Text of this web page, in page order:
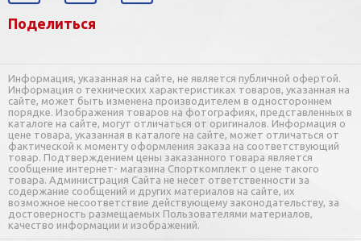
Поделиться
Информация, указанная на сайте, не является публичной офертой.
Информация о технических характеристиках товаров, указанная на
сайте, может быть изменена производителем в одностороннем
порядке. Изображения товаров на фотографиях, представленных в
каталоге на сайте, могут отличаться от оригиналов. Информация о
цене товара, указанная в каталоге на сайте, может отличаться от
фактической к моменту оформления заказа на соответствующий
товар. Подтверждением цены заказанного товара является
сообщение интернет- магазина Спорткомплект о цене такого
товара. Администрация Сайта не несет ответственности за
содержание сообщений и других материалов на сайте, их
возможное несоответствие действующему законодательству, за
достоверность размещаемых Пользователями материалов,
качество информации и изображений.